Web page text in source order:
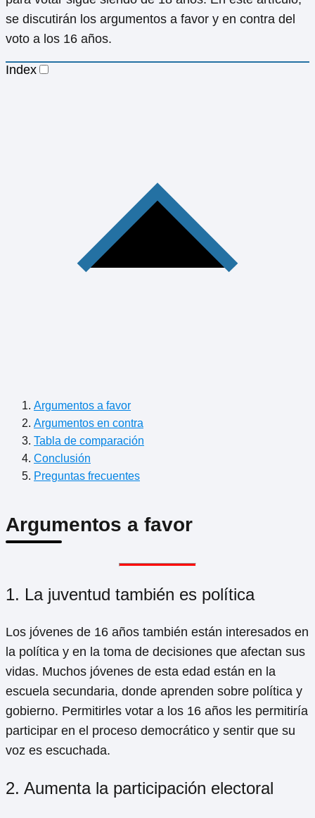
se discutirán los argumentos a favor y en contra del
voto a los 16 años.
Index
Argumentos a favor
Argumentos en contra
Tabla de comparación
Conclusión
Preguntas frecuentes
Argumentos a favor
1. La juventud también es política
Los jóvenes de 16 años también están interesados en
la política y en la toma de decisiones que afectan sus
vidas. Muchos jóvenes de esta edad están en la
escuela secundaria, donde aprenden sobre política y
gobierno. Permitirles votar a los 16 años les permitiría
participar en el proceso democrático y sentir que su
voz es escuchada.
2. Aumenta la participación electoral